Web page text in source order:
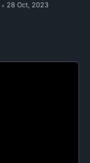
• 28 Oct, 2023